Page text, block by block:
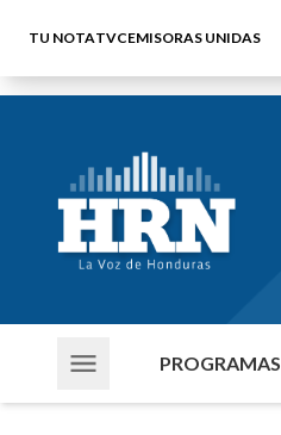
TU NOTATVCEMISORAS UNIDAS
PROGRAMAS